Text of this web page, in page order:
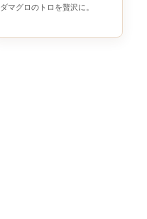
ダマグロのトロを贅沢に。